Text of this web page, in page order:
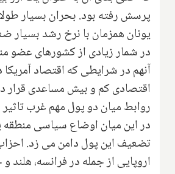
پرسش رفته بود. بحران بسیار
یونان همزمان با نرخ رشد بسیار
در شمار زیادی از کشورهای عضو
آنهم در شرایطی که اقتصاد
اقتصادی کم و بیش مساعدی قرار
روابط میان دو پول مهم غرب
در این میان اوضاع سیاسی منطقه
تضعیف این پول دامن می زد.
اروپایی از جمله در فرانسه، هلند